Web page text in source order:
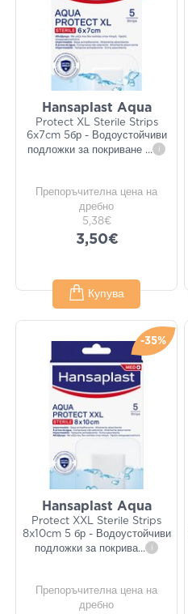
Hansaplast Aqua
Protect XL Sterile Strips
6x7cm 5бр - Водоустойчиви
подложки за покриване ... i
Препоръчителна цена на
дребно
5,38€
3,50€
Купува
-35%
Hansaplast Aqua
Protect XXL Sterile Strips
8x10cm 5 бр - Водоустойчиви
подложки за покрива... i
Препоръчителна цена на
дребно